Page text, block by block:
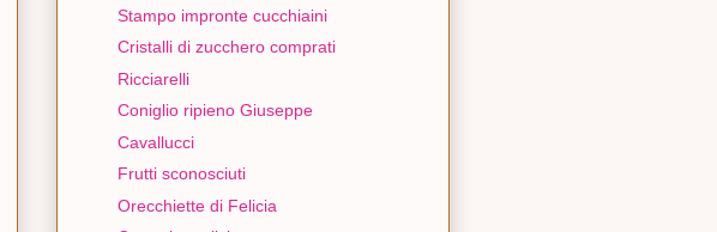
Stampo impronte cucchiaini
Cristalli di zucchero comprati
Ricciarelli
Coniglio ripieno Giuseppe
Cavallucci
Frutti sconosciuti
Orecchiette di Felicia